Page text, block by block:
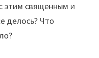
этим священным и
делось? Что